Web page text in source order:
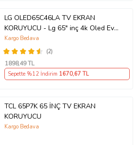
LG OLED65C46LA TV EKRAN
KORUYUCU - Lg 65" inç 4k Oled Evo
Ekran Koruyucu
(2)
Kargo Bedava
1898,49 TL
Sepette %12 İndirim 1670,67 TL
TCL 65P7K 65 İNÇ TV EKRAN
KORUYUCU
Kargo Bedava